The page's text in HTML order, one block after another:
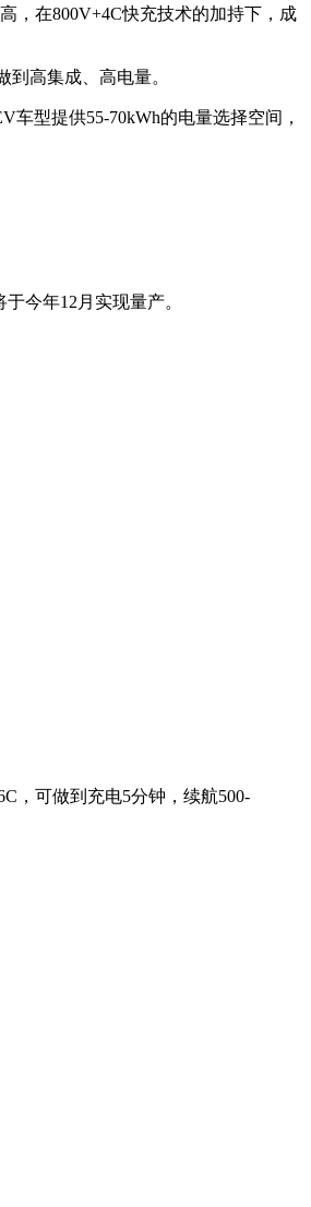
，在800V+4C快充技术的加持下，成
到高集成、高电量。
型提供55-70kWh的电量选择空间，
今年12月实现量产。
，可做到充电5分钟，续航500-